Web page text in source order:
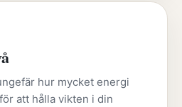
hur mycket energi
att hålla vikten i din